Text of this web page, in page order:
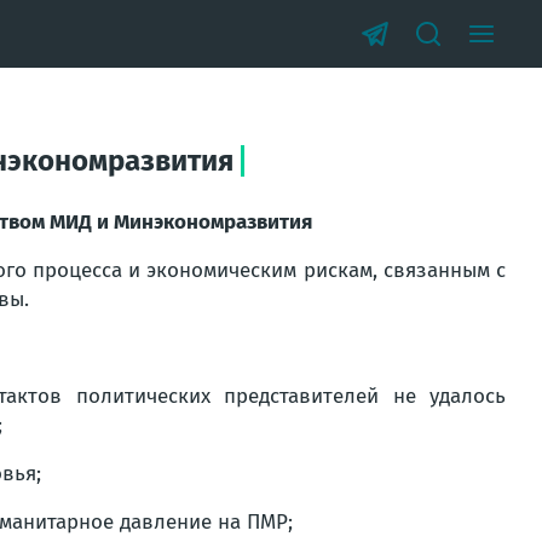
МИД и Минэкономразвития
процесса и экономическим рискам, связанным с
политических представителей не удалось
давление на ПМР;